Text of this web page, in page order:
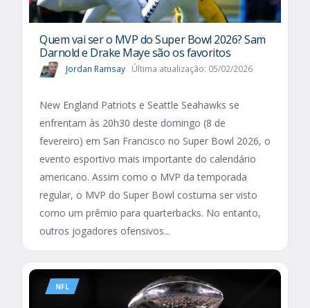
Quem vai ser o MVP do Super Bowl 2026? Sam
Darnold e Drake Maye são os favoritos
Jordan Ramsay Última atualização: 05/02/2026
New England Patriots e Seattle Seahawks se
enfrentam às 20h30 deste domingo (8 de
fevereiro) em San Francisco no Super Bowl 2026, o
evento esportivo mais importante do calendário
americano. Assim como o MVP da temporada
regular, o MVP do Super Bowl costuma ser visto
como um prêmio para quarterbacks. No entanto,
outros jogadores ofensivos...
NFL